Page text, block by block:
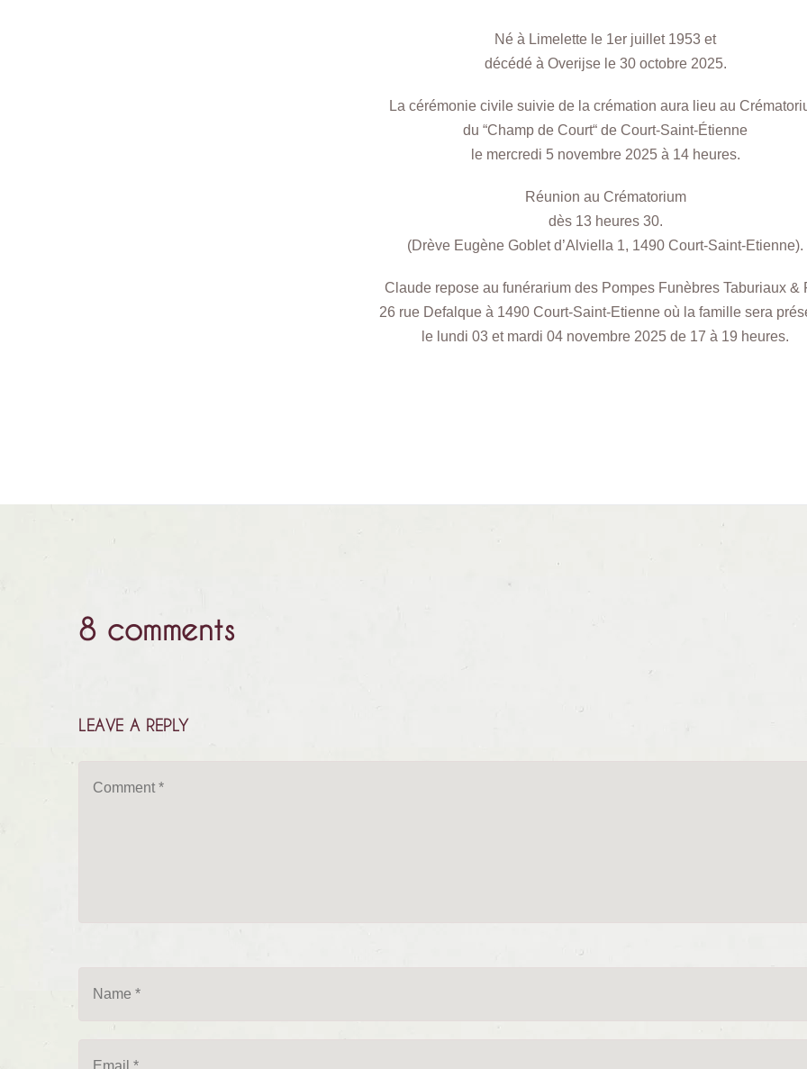
Né à Limelette le 1er juillet 1953 et
décédé à Overijse le 30 octobre 2025.
La cérémonie civile suivie de la crémation aura lieu au
du “Champ de Court“ de Court-Saint-Étienne
le mercredi 5 novembre 2025 à 14 heures.
Réunion au Crématorium
dès 13 heures 30.
(Drève Eugène Goblet d’Alviella 1, 1490 Court-Saint-Etienne).
Claude repose au funérarium des Pompes Funèbres Taburiaux &
26 rue Defalque à 1490 Court-Saint-Etienne où la famille sera
le lundi 03 et mardi 04 novembre 2025 de 17 à 19 heures.
8 comments
LEAVE A REPLY